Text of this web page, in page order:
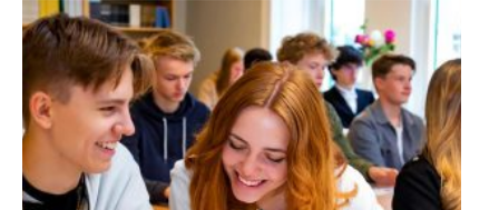
allmänheten
i
Djäknehallen
den
26
oktober
kl.
18.00